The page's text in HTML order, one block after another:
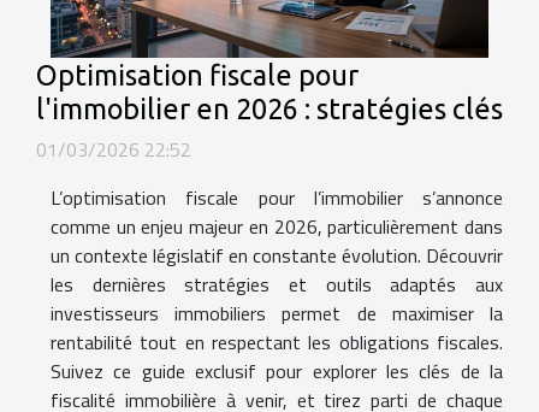
Optimisation fiscale pour
l'immobilier en 2026 : stratégies clés
01/03/2026 22:52
L’optimisation fiscale pour l’immobilier s’annonce
comme un enjeu majeur en 2026, particulièrement dans
un contexte législatif en constante évolution. Découvrir
les dernières stratégies et outils adaptés aux
investisseurs immobiliers permet de maximiser la
rentabilité tout en respectant les obligations fiscales.
Suivez ce guide exclusif pour explorer les clés de la
fiscalité immobilière à venir, et tirez parti de chaque